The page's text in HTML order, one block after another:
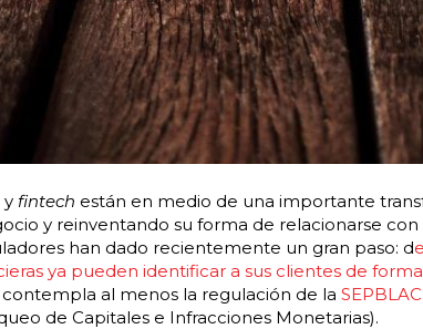
y fintech están en medio de una importante
y reinventando su forma de relacionarse
han dado recientemente un gran paso: d
ya pueden identificar a sus clientes de
contempla al menos la regulación de la SEPBLAC
de Capitales e Infracciones Monetarias).